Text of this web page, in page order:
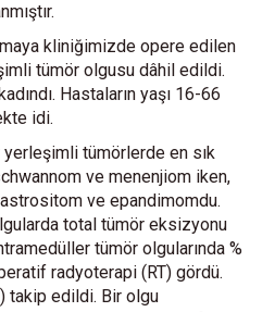
kliniğimizde opere edilen
tümör olgusu dâhil edildi.
Hastaların yaşı 16-66
idi.
tümörlerde en sık
ve menenjiom iken,
ve epandimomdu.
total tümör eksizyonu
tümör olgularında %
radyoterapi (RT) gördü.
takip edildi. Bir olgu